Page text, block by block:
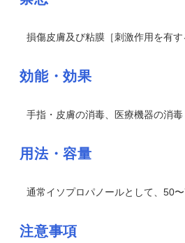
損傷皮膚及び粘膜［刺激作用を有す
効能・効果
手指・皮膚の消毒、医療機器の消毒
用法・容量
通常イソプロパノールとして、50〜
注意事項